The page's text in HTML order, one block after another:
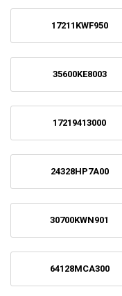
17211KWF950
35600KE8003
17219413000
24328HP7A00
30700KWN901
64128MCA300